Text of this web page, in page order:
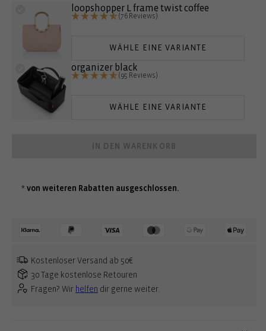
loopshopper L frame twist coffee
(76 Reviews)
WÄHLE EINE VARIANTE
organizer black
(95 Reviews)
WÄHLE EINE VARIANTE
IN DEN WARENKORB
* von weiteren Rabatten ausgeschlossen.
Kostenloser Versand ab 50€
30 Tage kostenlose Retouren
Fragen? Wir helfen dir gerne weiter.